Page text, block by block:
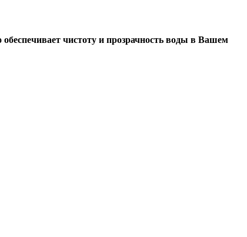
обеспечивает чистоту и прозрачность воды в Вашем